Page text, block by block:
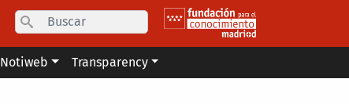
Search
Notiweb Transparency